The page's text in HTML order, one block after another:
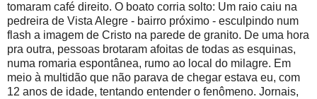
tomaram café direito. O boato corria solto: Um raio caiu na
pedreira de Vista Alegre - bairro próximo - esculpindo num
flash a imagem de Cristo na parede de granito. De uma hora
pra outra, pessoas brotaram afoitas de todas as esquinas,
numa romaria espontânea, rumo ao local do milagre. Em
meio à multidão que não parava de chegar estava eu, com
12 anos de idade, tentando entender o fenômeno. Jornais,